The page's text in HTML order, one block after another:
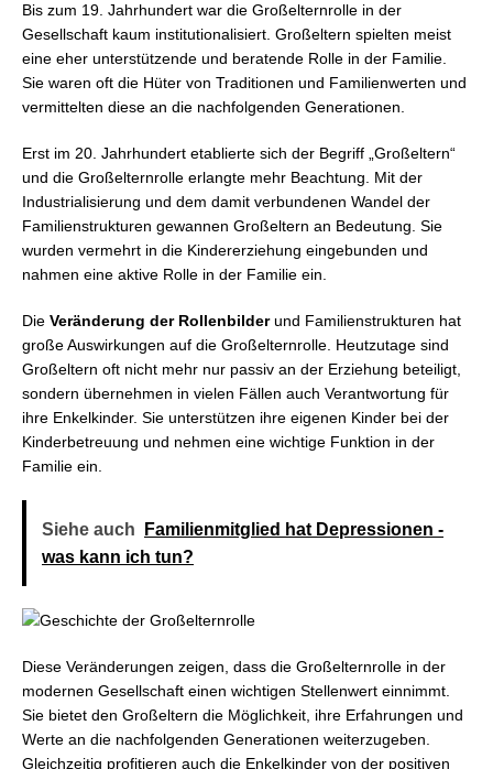
Bis zum 19. Jahrhundert war die Großelternrolle in der
Gesellschaft kaum institutionalisiert. Großeltern spielten meist
eine eher unterstützende und beratende Rolle in der Familie.
Sie waren oft die Hüter von Traditionen und Familienwerten und
vermittelten diese an die nachfolgenden Generationen.
Erst im 20. Jahrhundert etablierte sich der Begriff „Großeltern“
und die Großelternrolle erlangte mehr Beachtung. Mit der
Industrialisierung und dem damit verbundenen Wandel der
Familienstrukturen gewannen Großeltern an Bedeutung. Sie
wurden vermehrt in die Kindererziehung eingebunden und
nahmen eine aktive Rolle in der Familie ein.
Die Veränderung der Rollenbilderund Familienstrukturen hat
große Auswirkungen auf die Großelternrolle. Heutzutage sind
Großeltern oft nicht mehr nur passiv an der Erziehung beteiligt,
sondern übernehmen in vielen Fällen auch Verantwortung für
ihre Enkelkinder. Sie unterstützen ihre eigenen Kinder bei der
Kinderbetreuung und nehmen eine wichtige Funktion in der
Familie ein.
Siehe auch
Familienmitglied hat Depressionen -
was kann ich tun?
Diese Veränderungen zeigen, dass die Großelternrolle in der
modernen Gesellschaft einen wichtigen Stellenwert einnimmt.
Sie bietet den Großeltern die Möglichkeit, ihre Erfahrungen und
Werte an die nachfolgenden Generationen weiterzugeben.
Gleichzeitig profitieren auch die Enkelkinder von der positiven